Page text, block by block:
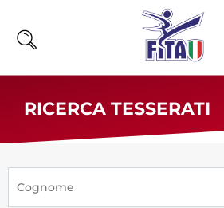
News
RICERCA TESSERATI